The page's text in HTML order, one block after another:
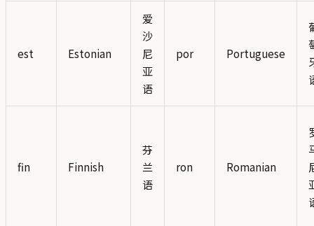
est Estonian
爱
沙
尼
亚
语
por Portuguese
fin Finnish
芬
兰
语
ron Romanian